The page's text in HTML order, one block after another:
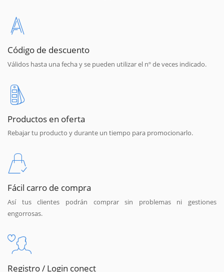
Código de descuento
Válidos hasta una fecha y se pueden utilizar el nº de veces indicado.
Productos en oferta
Rebajar tu producto y durante un tiempo para promocionarlo.
Fácil carro de compra
Así tus clientes podrán comprar sin problemas ni gestiones
engorrosas.
Registro / Login conect